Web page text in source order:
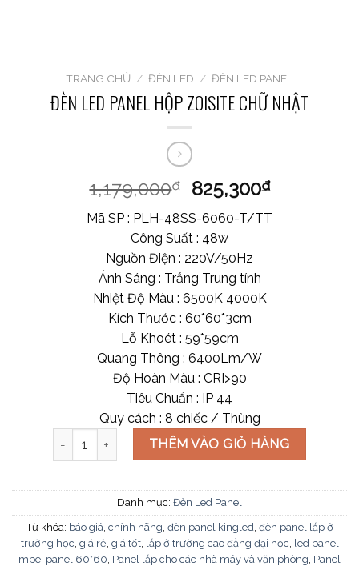
TRANG CHỦ / ĐÈN LED / ĐÈN LED PANEL
ĐÈN LED PANEL HỘP ZOISITE CHỮ NHẬT
1,179,000₫ 825,300₫
Mã SP : PLH-48SS-6060-T/TT
Công Suất : 48w
Nguồn Điện : 220V/50Hz
Ánh Sáng : Trắng Trung tính
Nhiệt Độ Màu : 6500K 4000K
Kích Thước : 60*60*3cm
Lỗ Khoét : 59*59cm
Quang Thông : 6400Lm/W
Độ Hoàn Màu : CRI>90
Tiêu Chuẩn : IP 44
Quy cách : 8 chiếc / Thùng
ĐÈN LED PANEL HỘP ZOISITE CHỮ NHẬT số lượng
THÊM VÀO GIỎ HÀNG
Danh mục: Đèn Led Panel
Từ khóa: báo giá, chính hãng, đèn panel kingled, đèn panel lắp ở
trường học, giá rẻ, giá tốt, lắp ở trường cao đẳng đại học, led panel
mpe, panel 60*60, Panel lắp cho các nhà máy và văn phòng, Panel